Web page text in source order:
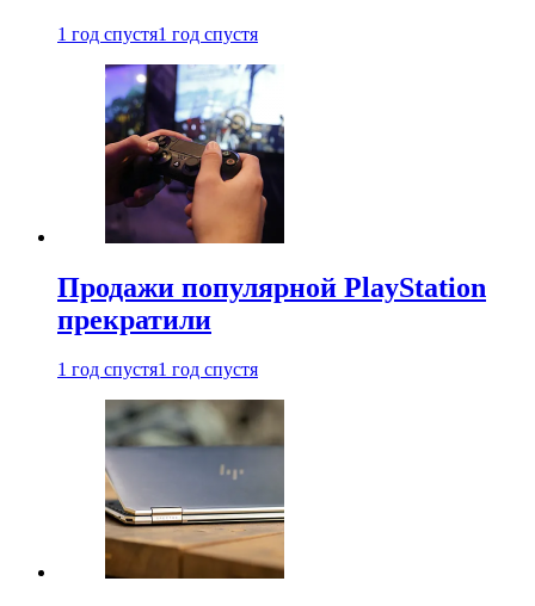
1 год спустя1 год спустя
Продажи популярной PlayStation
прекратили
1 год спустя1 год спустя